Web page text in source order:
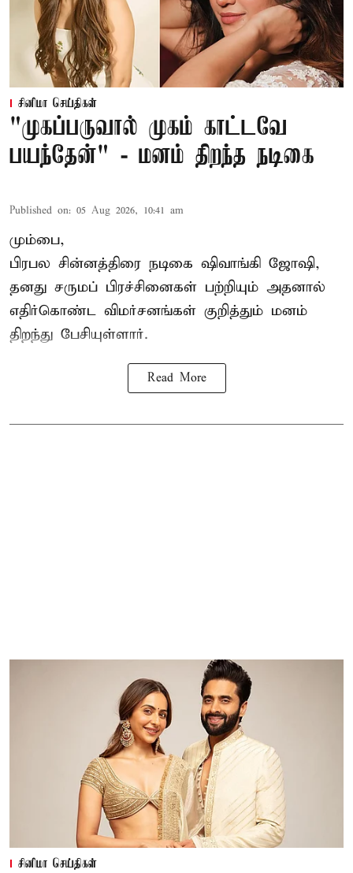
சினிமா செய்திகள்
"முகப்பருவால் முகம் காட்டவே
பயந்தேன்" - மனம் திறந்த நடிகை
Published on: 05 Aug 2026, 10:41 am
மும்பை,
பிரபல சின்னத்திரை நடிகை ஷிவாங்கி ஜோஷி,
தனது சருமப் பிரச்சினைகள் பற்றியும் அதனால்
எதிர்கொண்ட விமர்சனங்கள் குறித்தும் மனம்
திறந்து பேசியுள்ளார்.
Read More
சினிமா செய்திகள்